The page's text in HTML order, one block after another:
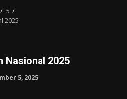
5
2025
Nasional 2025
5, 2025